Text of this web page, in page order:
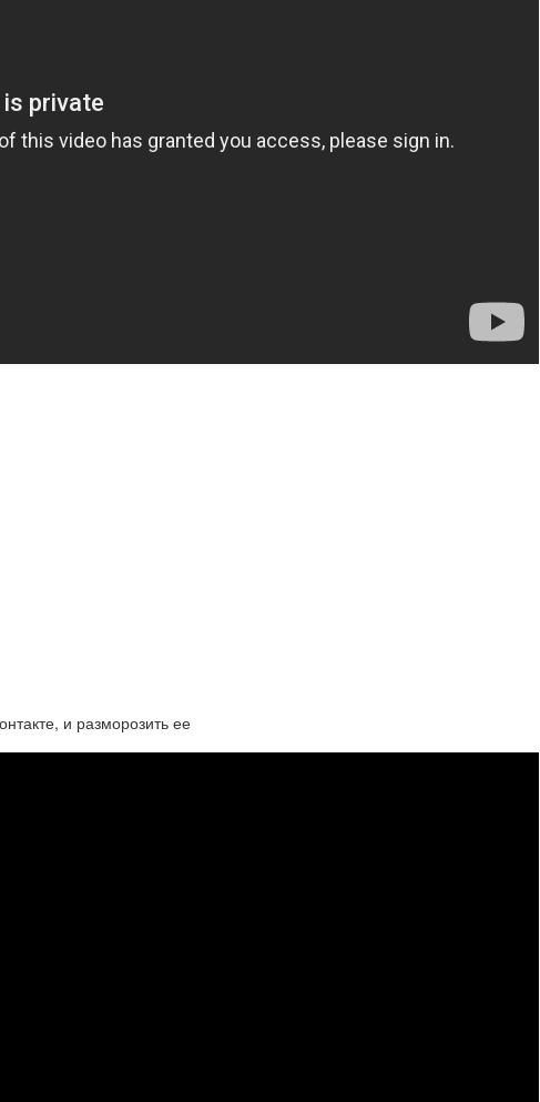
и разморозить ее